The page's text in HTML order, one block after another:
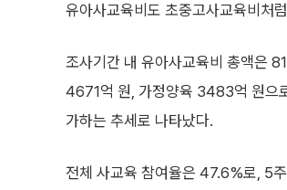
유아사교육비도 초중고사교육비처
조사기간 내 유아사교육비 총액은
4671억 원, 가정양육 3483억 원으
가하는 추세로 나타났다.
전체 사교육 참여율은 47.6%로, 5